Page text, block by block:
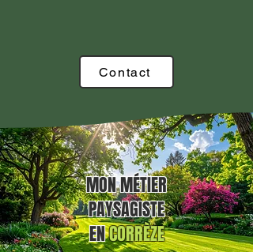
Contact
MON MÉTIER
PAYSAGISTE
ENCORRÈZE